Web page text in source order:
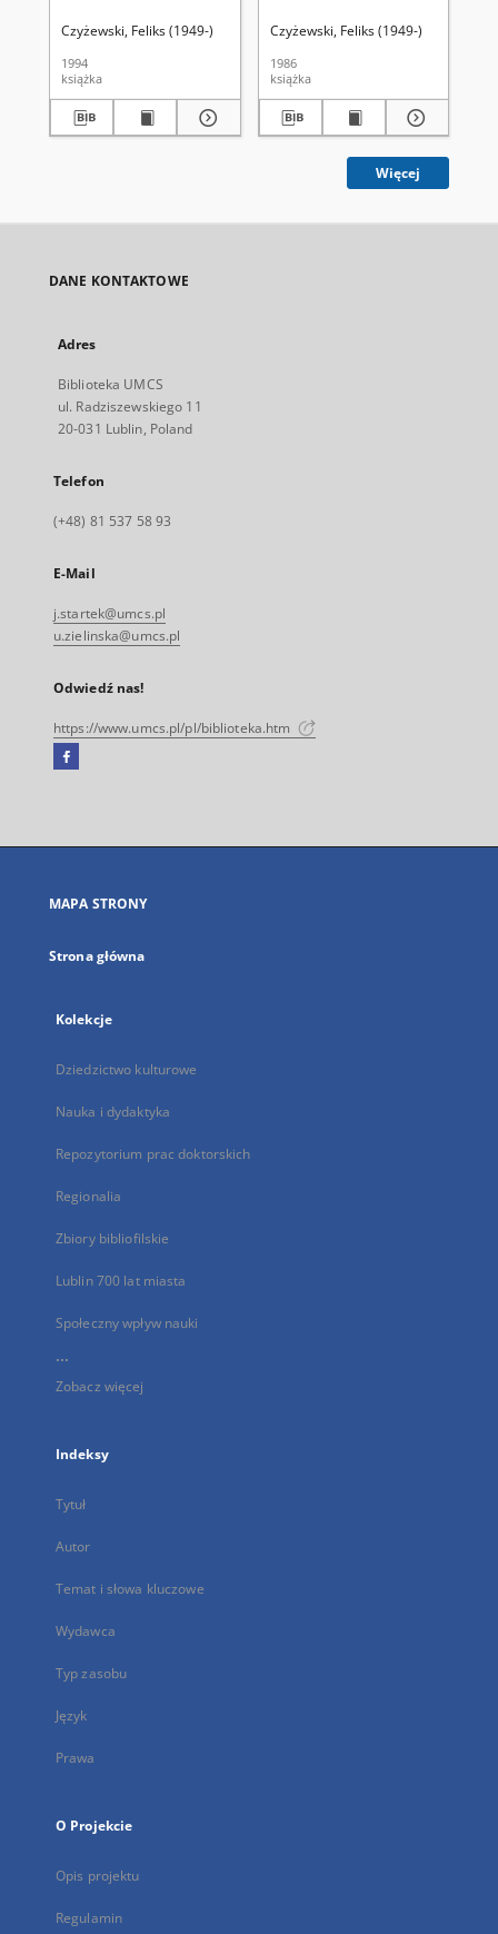
Czyżewski, Feliks (1949-)
1994
książka
Czyżewski, Feliks (1949-)
1986
książka
Więcej
DANE KONTAKTOWE
Adres
Biblioteka UMCS
ul. Radziszewskiego 11
20-031 Lublin, Poland
Telefon
(+48) 81 537 58 93
E-Mail
j.startek@umcs.pl
u.zielinska@umcs.pl
Odwiedź nas!
https://www.umcs.pl/pl/biblioteka.htm
Facebook
się
karcie
MAPA STRONY
Strona główna
Kolekcje
Dziedzictwo kulturowe
Nauka i dydaktyka
Repozytorium prac doktorskich
Regionalia
Zbiory bibliofilskie
Lublin 700 lat miasta
Społeczny wpływ nauki
...
Zobacz więcej
Indeksy
Tytuł
Autor
Temat i słowa kluczowe
Wydawca
Typ zasobu
Język
Prawa
O Projekcie
Opis projektu
Regulamin